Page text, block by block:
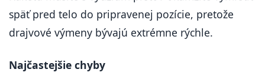
späť pred telo do pripravenej pozície, pretože
drajvové výmeny bývajú extrémne rýchle.
Najčastejšie chyby